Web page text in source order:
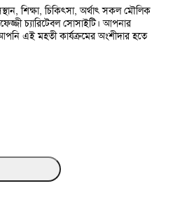
শিক্ষা, চিকিৎসা, অর্থাৎ সকল মৌলিক
চ্যারিটেবল সোসাইটি। আপনার
এই মহতী কার্যক্রমের অংশীদার হতে